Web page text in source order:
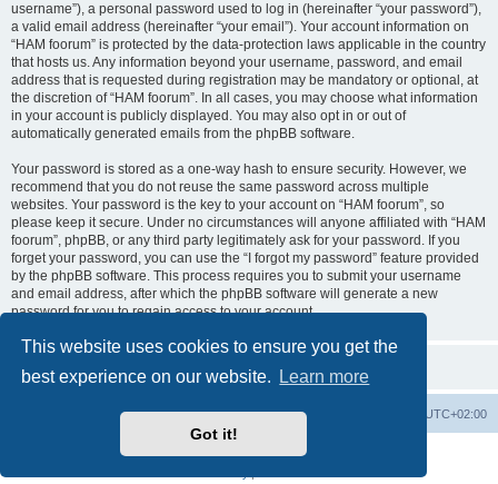
This website uses cookies to ensure you get the
best experience on our website.
Learn more
Got it!
username”), a personal password used to log in (hereinafter “your password”),
a valid email address (hereinafter “your email”). Your account information on
“HAM foorum” is protected by the data-protection laws applicable in the country
that hosts us. Any information beyond your username, password, and email
address that is requested during registration may be mandatory or optional, at
the discretion of “HAM foorum”. In all cases, you may choose what information
in your account is publicly displayed. You may also opt in or out of
automatically generated emails from the phpBB software.
Your password is stored as a one-way hash to ensure security. However, we
recommend that you do not reuse the same password across multiple
websites. Your password is the key to your account on “HAM foorum”, so
please keep it secure. Under no circumstances will anyone affiliated with “HAM
foorum”, phpBB, or any third party legitimately ask for your password. If you
forget your password, you can use the “I forgot my password” feature provided
by the phpBB software. This process requires you to submit your username
and email address, after which the phpBB software will generate a new
password for you to regain access to your account.
UTC+02:00
Delete cookies
Contact us
Powered by
® Forum Software © phpBB Limited